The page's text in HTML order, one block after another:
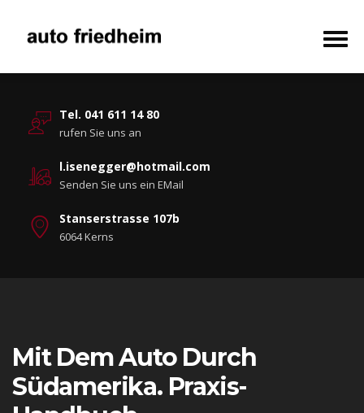
Tel. 041 611 14 80
rufen Sie uns an
l.isenegger@hotmail.com
Senden Sie uns ein EMail
Stanserstrasse 107b
6064 Kerns
Mit Dem Auto Durch
Südamerika. Praxis-